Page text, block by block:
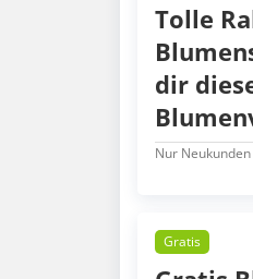
Tolle
dir
Nur Neukunden
Gratis